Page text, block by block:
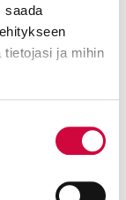
saada
ja mihin
. Voit muuttaa